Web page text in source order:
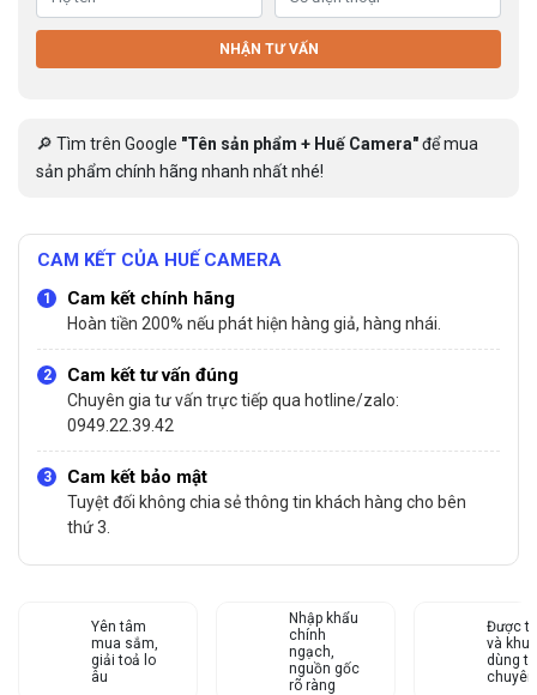
NHẬN TƯ VẤN
🔎 Tìm trên Google "Tên sản phẩm + Huế Camera"để mua
sản phẩm chính hãng nhanh nhất nhé!
CAM KẾT CỦA HUẾ CAMERA
Cam kết chính hãng
Hoàn tiền 200% nếu phát hiện hàng giả, hàng nhái.
Cam kết tư vấn đúng
Chuyên gia tư vấn trực tiếp qua hotline/zalo:
0949.22.39.42
Cam kết bảo mật
Tuyệt đối không chia sẻ thông tin khách hàng cho bên
thứ 3.
Yên tâm
mua sắm,
giải toả lo
âu
Nhập khẩu
chính
ngạch,
nguồn gốc
rõ ràng
Được
và
dùng từ